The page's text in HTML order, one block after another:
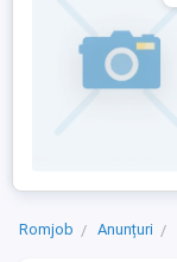
Romjob Anunțuri